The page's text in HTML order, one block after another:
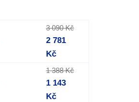
3 090 Kč
2 781
Kč
1 388 Kč
1 143
Kč